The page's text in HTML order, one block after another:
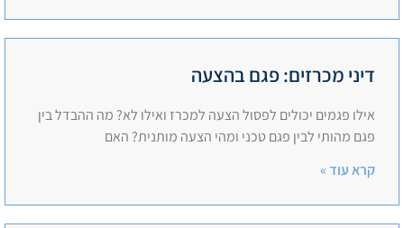
דיני מכרזים: פגם בהצעה
אילו פגמים יכולים לפסול הצעה למכרז ואילו לא? מה ההבדל בין
פגם מהותי לבין פגם טכני ומהי הצעה מותנית? האם
קרא עוד »